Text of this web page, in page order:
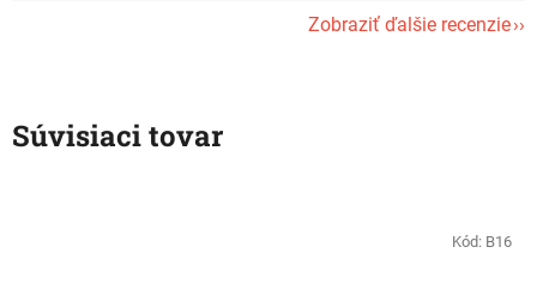
Zobraziť ďalšie recenzie
Súvisiaci tovar
Kód: B16